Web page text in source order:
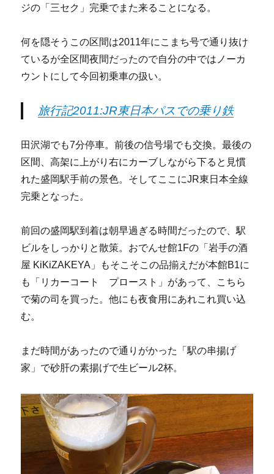
ジの「三セク」完乗でまた来ることになる。
何を隠そうこの区間は2011年にこまち号で通り抜け
ているが全区間夜間だったので自分の中ではノーカ
ウントにして今回初乗車の扱い。
旅行記2011:JR東日本パスでの乗り鉄
田沢湖でも7分停車。前後の信号場でも交換。最後の
区間、高架に上がり右にカーブしながら下ると見慣
れた盛岡駅手前の景色。そしてここにJR東日本全線
完乗となった。
前回の盛岡駅到着は朝早過ぎる時間だったので、駅
ビルをしっかりと散策。おでんせ館1Fの「岩手の酒
屋 KiKiZAKEYA」もそこそこの品揃えだが本館B1に
も「リカーコート プロースト」があって、こちら
で菊の司を買った。他にも夜食用にあれこれ買い込
む。
まだ時間があったので通りがかった「駅の串揚げ
家」で砂肝の素揚げで生ビール2杯。